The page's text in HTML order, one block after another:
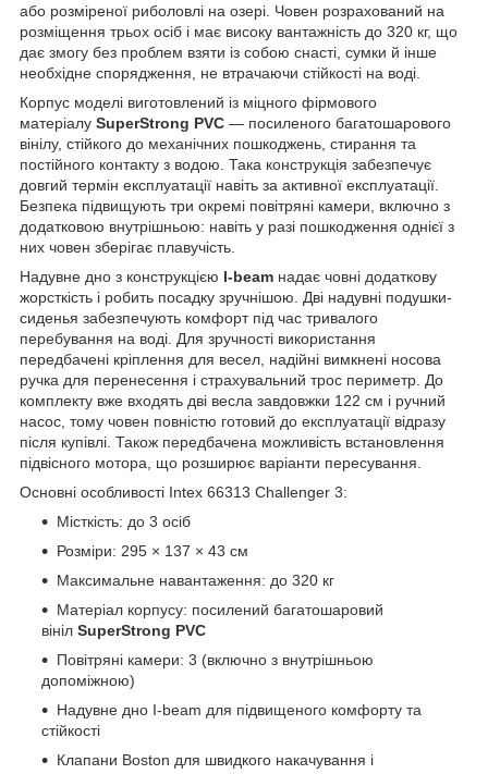
або розміреної риболовлі на озері. Човен розрахований на
розміщення трьох осіб і має високу вантажність до 320 кг, що
дає змогу без проблем взяти із собою снасті, сумки й інше
необхідне спорядження, не втрачаючи стійкості на воді.
Корпус моделі виготовлений із міцного фірмового
матеріалу SuperStrong PVC — посиленого багатошарового
вінілу, стійкого до механічних пошкоджень, стирання та
постійного контакту з водою. Така конструкція забезпечує
довгий термін експлуатації навіть за активної експлуатації.
Безпека підвищують три окремі повітряні камери, включно з
додатковою внутрішньою: навіть у разі пошкодження однієї з
них човен зберігає плавучість.
Надувне дно з конструкцією I-beam надає човні додаткову
жорсткість і робить посадку зручнішою. Дві надувні подушки-
сиденья забезпечують комфорт під час тривалого
перебування на воді. Для зручності використання
передбачені кріплення для весел, надійні вимкнені носова
ручка для перенесення і страхувальний трос периметр. До
комплекту вже входять дві весла завдовжки 122 см і ручний
насос, тому човен повністю готовий до експлуатації відразу
після купівлі. Також передбачена можливість встановлення
підвісного мотора, що розширює варіанти пересування.
Основні особливості Intex 66313 Challenger 3:
Місткість: до 3 осіб
Розміри: 295 × 137 × 43 см
Максимальне навантаження: до 320 кг
Матеріал корпусу: посилений багатошаровий
вініл SuperStrong PVC
Повітряні камери: 3 (включно з внутрішньою
допоміжною)
Надувне дно I-beam для підвищеного комфорту та
стійкості
Клапани Boston для швидкого накачування і